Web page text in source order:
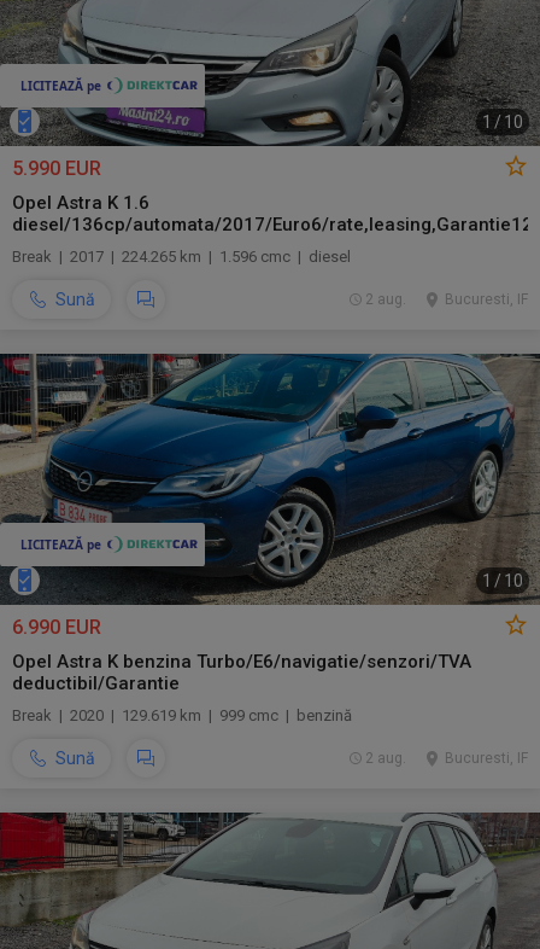
1 / 10
5.990 EUR
Opel Astra K 1.6
diesel/136cp/automata/2017/Euro6/
Break | 2017 | 224.265 km | 1.596 cmc | diesel
Sună Bucuresti, IF
2 aug.
1 / 10
6.990 EUR
Opel Astra K benzina Turbo/E6/navigatie/senzori/TVA
deductibil/Garantie
Break | 2020 | 129.619 km | 999 cmc | benzină
Sună Bucuresti, IF
2 aug.